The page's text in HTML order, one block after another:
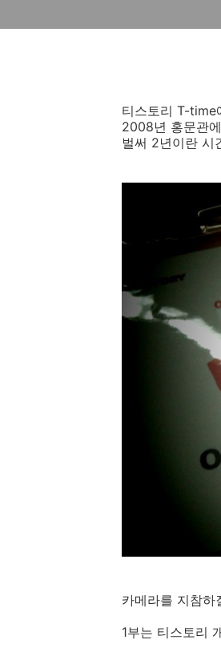
티스토리 T-time
2008년 홍문관
벌써 2년이란 시
카메라를 지참하
1부는 티스토리